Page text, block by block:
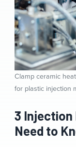
Clamp ceramic
for plastic injection
3 Injection
Need to